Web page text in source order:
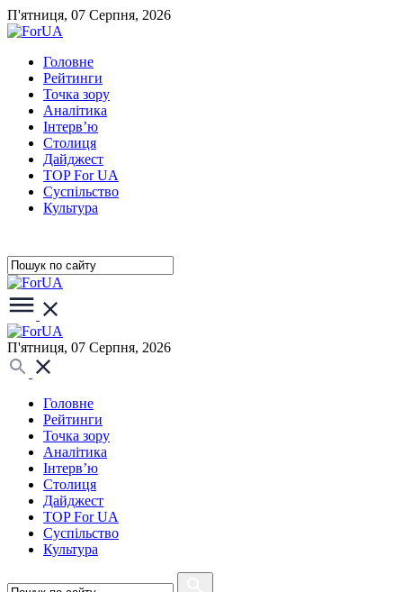
П'ятниця, 07 Серпня, 2026
Головне
Рейтинги
Точка зору
Аналітика
Інтерв’ю
Столиця
Дайджест
TOP For UA
Суспiльство
Культура
П'ятниця, 07 Серпня, 2026
Головне
Рейтинги
Точка зору
Аналітика
Інтерв’ю
Столиця
Дайджест
TOP For UA
Суспiльство
Культура